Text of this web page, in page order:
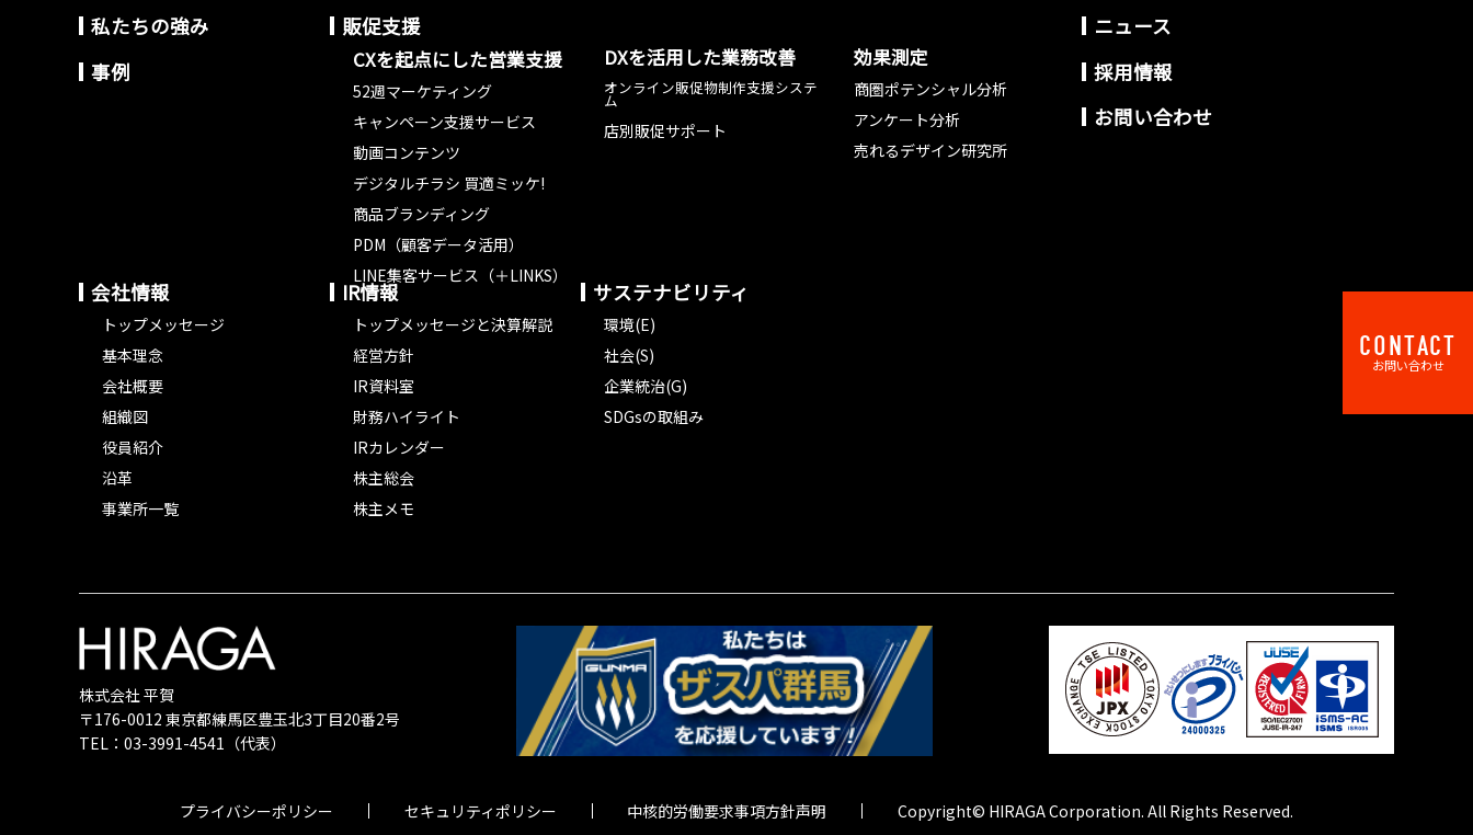
CONTACT
お問い合わせ
私たちの強み
事例
販促支援
CXを起点にした営業支援
52週マーケティング
キャンペーン支援サービス
動画コンテンツ
デジタルチラシ 買適ミッケ!
商品ブランディング
PDM（顧客データ活用）
LINE集客サービス（＋LINKS）
DXを活用した業務改善
オンライン販促物制作支援システ
ム
店別販促サポート
効果測定
商圏ポテンシャル分析
アンケート分析
売れるデザイン研究所
ニュース
採用情報
お問い合わせ
会社情報
トップメッセージ
基本理念
会社概要
組織図
役員紹介
沿革
事業所一覧
IR情報
トップメッセージと決算解説
経営方針
IR資料室
財務ハイライト
IRカレンダー
株主総会
株主メモ
サステナビリティ
環境(E)
社会(S)
企業統治(G)
SDGsの取組み
株式会社 平賀
〒176-0012 東京都練馬区豊玉北3丁目20番2号
TEL： 03-3991-4541 （代表）
プライバシーポリシー セキュリティポリシー 中核的労働要求事項方針声明 Copyright© HIRAGA Corporation. All Rights Reserved.